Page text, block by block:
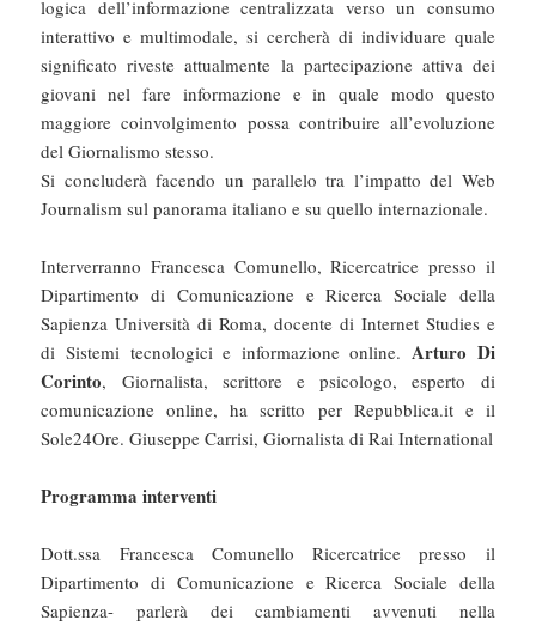
logica dell’informazione centralizzata verso un consumo
interattivo e multimodale, si cercherà di individuare quale
significato riveste attualmente la partecipazione attiva dei
giovani nel fare informazione e in quale modo questo
maggiore coinvolgimento possa contribuire all’evoluzione
del Giornalismo stesso.
Si concluderà facendo un parallelo tra l’impatto del Web
Journalism sul panorama italiano e su quello internazionale.
Interverranno Francesca Comunello, Ricercatrice presso il
Dipartimento di Comunicazione e Ricerca Sociale della
Sapienza Università di Roma, docente di Internet Studies e
di Sistemi tecnologici e informazione online. Arturo Di
Corinto, Giornalista, scrittore e psicologo, esperto di
comunicazione online, ha scritto per Repubblica.it e il
Sole24Ore. Giuseppe Carrisi, Giornalista di Rai International
Programma interventi
Dott.ssa Francesca Comunello Ricercatrice presso il
Dipartimento di Comunicazione e Ricerca Sociale della
Sapienza- parlerà dei cambiamenti avvenuti nella